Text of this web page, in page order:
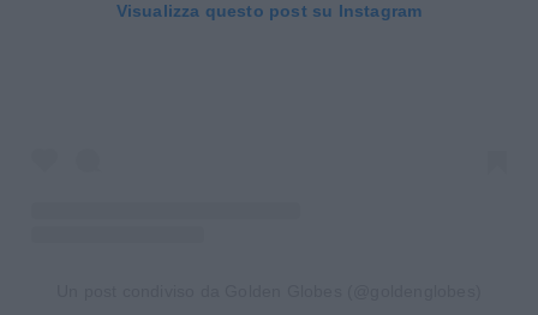
Visualizza questo post su Instagram